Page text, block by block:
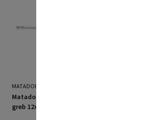
MATADOR
Matador topnøgle m/t-
greb 12x230 mm